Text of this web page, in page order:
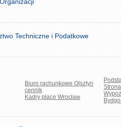
Techniczne i Podatkowe
Biuro rachunkowe Olsztyn
cennik
Kadry płace Wrocław